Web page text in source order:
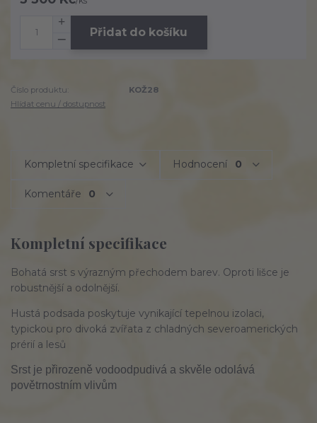
Přidat do košíku
Číslo produktu:
KOŽ28
Hlídat cenu / dostupnost
Kompletní specifikace Hodnocení 0
Komentáře 0
Kompletní specifikace
Bohatá srst s výrazným přechodem barev. Oproti lišce je
robustnější a odolnější.
Hustá podsada poskytuje vynikající tepelnou izolaci,
typickou pro divoká zvířata z chladných severoamerických
prérií a lesů
Srst je přirozeně vodoodpudivá a skvěle odolává
povětrnostním vlivům